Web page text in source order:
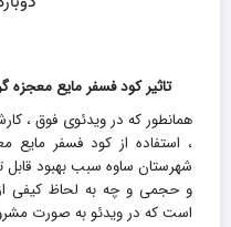
تاثیر کود فسفر مایع
همانطور که در ویدئوی فوق ،
، استفاده از کود فسفر مایع
شهرستان ساوه سبب بهبود
و حجمی و چه به لحاظ کیفی از
است که در ویدئو به صورت